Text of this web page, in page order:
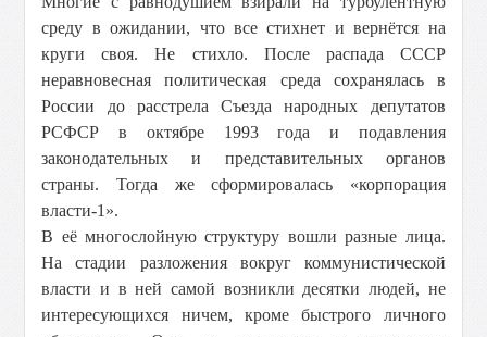
среду в ожидании, что все стихнет и вернётся на
круги своя. Не стихло. После распада СССР
неравновесная политическая среда сохранялась в
России до расстрела Съезда народных депутатов
РСФСР в октябре 1993 года и подавления
законодательных и представительных органов
страны. Тогда же сформировалась «корпорация
власти-1».
В её многослойную структуру вошли разные лица.
На стадии разложения вокруг коммунистической
власти и в ней самой возникли десятки людей, не
интересующихся ничем, кроме быстрого личного